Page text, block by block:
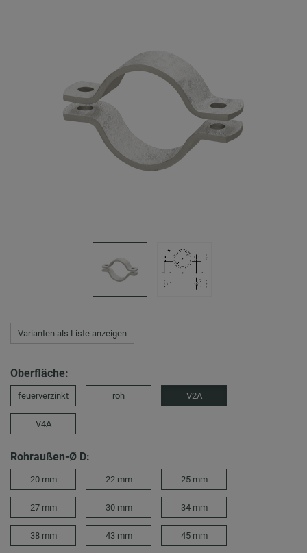
Varianten als Liste anzeigen
Oberfläche:
feuerverzinkt roh V2A
V4A
Rohraußen-Ø D:
20 mm 22 mm 25 mm
27 mm 30 mm 34 mm
38 mm 43 mm 45 mm